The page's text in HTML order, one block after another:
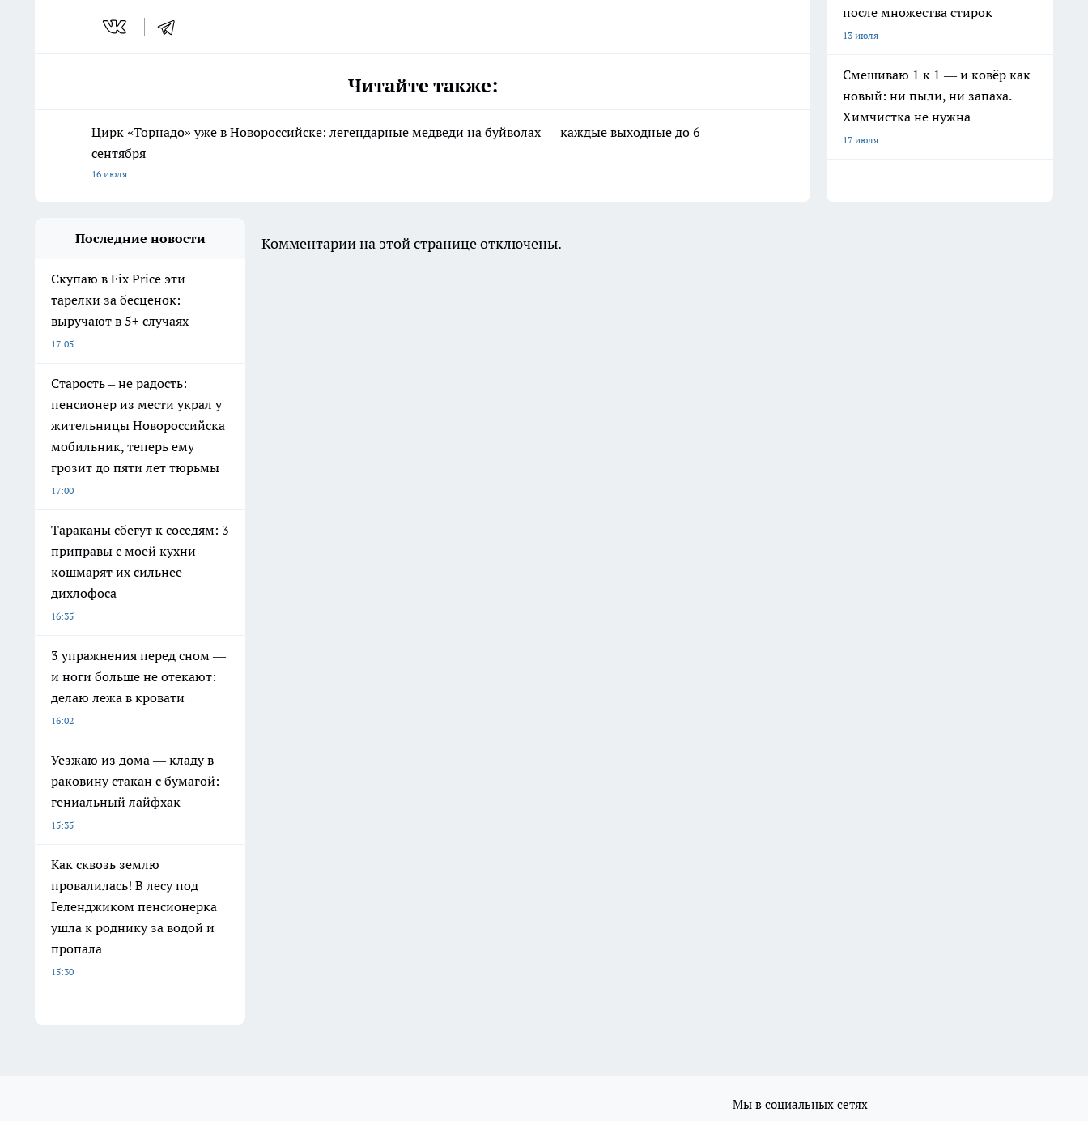
Читайте также:
Цирк «Торнадо» уже в Новороссийске: легендарные медведи на буйволах — каждые выходные до 6
сентября
16 июля
после множества стирок
13 июля
Смешиваю 1 к 1 — и ковёр как
новый: ни пыли, ни запаха.
Химчистка не нужна
17 июля
Последние новости
Скупаю в Fix Price эти
тарелки за бесценок:
выручают в 5+ случаях
17:05
Старость – не радость:
пенсионер из мести украл у
жительницы Новороссийска
мобильник, теперь ему
грозит до пяти лет тюрьмы
17:00
Тараканы сбегут к соседям: 3
приправы с моей кухни
кошмарят их сильнее
дихлофоса
16:35
3 упражнения перед сном —
и ноги больше не отекают:
делаю лежа в кровати
16:02
Уезжаю из дома — кладу в
раковину стакан с бумагой:
гениальный лайфхак
15:35
Как сквозь землю
провалилась! В лесу под
Геленджиком пенсионерка
ушла к роднику за водой и
пропала
15:30
Комментарии на этой странице отключены.
Мы в социальных сетях